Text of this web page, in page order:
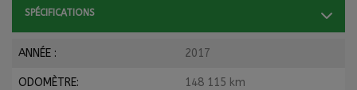
SPÉCIFICATIONS
ANNÉE : 2017
ODOMÈTRE: 148 115 km